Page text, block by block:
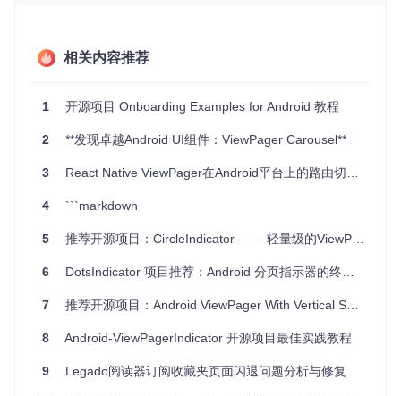
性能优化：Lottie动画的轻量级和高效的执行确保了良好的
由地使用、修改和分享它。立即试用Onboarding View Pager
用！
相关内容推荐
1 开源项目 Onboarding Examples for Android 教程
2 **发现卓越Android UI组件：ViewPager Carousel**
3 React Native ViewPager在Android平台上的路由切换问题解析
4 ```markdown
5 推荐开源项目：CircleIndicator —— 轻量级的ViewPager指示器
6 DotsIndicator 项目推荐：Android 分页指示器的终极解决方案
7 推荐开源项目：Android ViewPager With Vertical Scroll
8 Android-ViewPagerIndicator 开源项目最佳实践教程
9 Legado阅读器订阅收藏夹页面闪退问题分析与修复